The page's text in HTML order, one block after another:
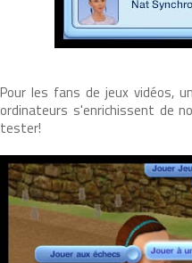
Pour les fans de jeux vidéos,
ordinateurs s'enrichissent de
tester!